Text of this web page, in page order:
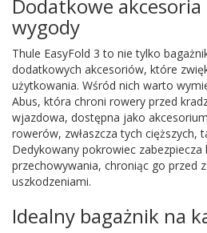
Dodatkowe akcesoria
wygody
Thule EasyFold 3 to nie tylko
dodatkowych akcesoriów, które
użytkowania. Wśród nich warto
Abus, która chroni rowery przed
wjazdowa, dostępna jako
rowerów, zwłaszcza tych cięższych,
Dedykowany pokrowiec zabezpiecza
przechowywania, chroniąc go przed
uszkodzeniami.
Idealny bagażnik na